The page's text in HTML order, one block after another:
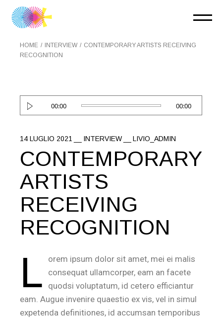
HOME INTERVIEW
CONTEMPORARY ARTISTS RECEIVING
RECOGNITION
Audio
Player
00:00 00:00
14 LUGLIO 2021 INTERVIEW LIVIO_ADMIN
CONTEMPORARY
ARTISTS
RECEIVING
RECOGNITION
L
orem ipsum dolor sit amet, mei ei malis
consequat ullamcorper, eam an facete
quodsi voluptatum, id cetero efficiantur
eam. Augue invenire quaestio ex vis, vel in simul
expetenda definitiones, id accumsan temporibus